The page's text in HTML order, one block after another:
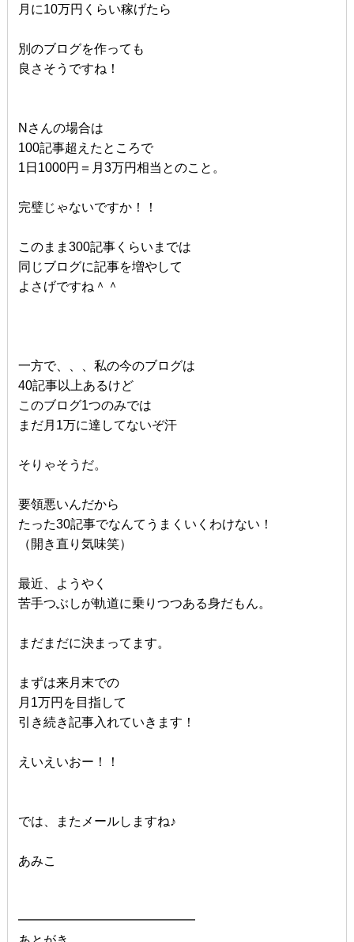
月に10万円くらい稼げたら
別のブログを作っても
良さそうですね！
Nさんの場合は
100記事超えたところで
1日1000円＝月3万円相当とのこと。
完璧じゃないですか！！
このまま300記事くらいまでは
同じブログに記事を増やして
よさげですね＾＾
一方で、、、私の今のブログは
40記事以上あるけど
このブログ1つのみでは
まだ月1万に達してないぞ汗
そりゃそうだ。
要領悪いんだから
たった30記事でなんてうまくいくわけない！
（開き直り気味笑）
最近、ようやく
苦手つぶしが軌道に乗りつつある身だもん。
まだまだに決まってます。
まずは来月末での
月1万円を目指して
引き続き記事入れていきます！
えいえいおー！！
では、またメールしますね♪
あみこ
━━━━━━━━━━━━━━